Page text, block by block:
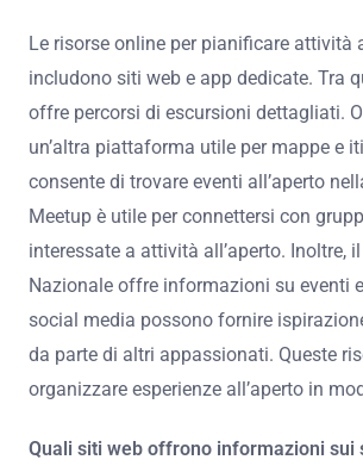
Le risorse online per pianificare attività
includono siti web e app dedicate. Tra
offre percorsi di escursioni dettagliati.
un’altra piattaforma utile per mappe e
consente di trovare eventi all’aperto
Meetup è utile per connettersi con
interessate a attività all’aperto. Inoltre,
Nazionale offre informazioni su eventi
social media possono fornire
da parte di altri appassionati. Queste
organizzare esperienze all’aperto in
Quali siti web offrono informazioni sui